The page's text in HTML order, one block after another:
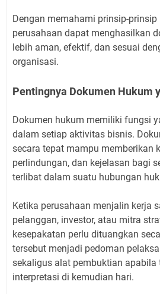
Dengan memahami prinsip-
perusahaan dapat menghasilkan
lebih aman, efektif, dan sesuai
organisasi.
Pentingnya Dokumen Hukum
Dokumen hukum memiliki fungsi
dalam setiap aktivitas bisnis.
secara tepat mampu memberikan
perlindungan, dan kejelasan bagi
terlibat dalam suatu hubungan
Ketika perusahaan menjalin kerja
pelanggan, investor, atau mitra
kesepakatan perlu dituangkan
tersebut menjadi pedoman
sekaligus alat pembuktian apabila
interpretasi di kemudian hari.